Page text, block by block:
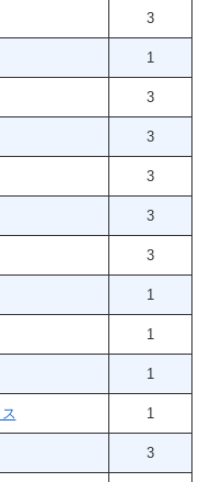
3
1
3
3
3
3
3
1
1
1
1
3